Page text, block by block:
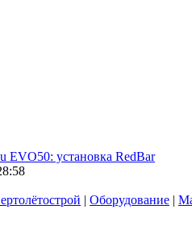
EVO50: установка RedBar
| Оборудование |